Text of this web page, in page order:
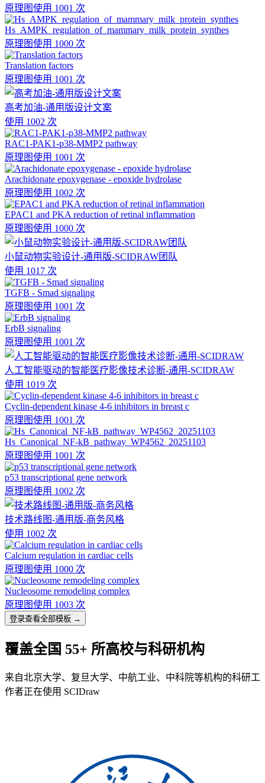
原理图使用 1001 次
Hs_AMPK_regulation_of_mammary_milk_protein_synthes
原理图使用 1000 次
Translation factors
原理图使用 1001 次
高考加油-通用版设计文案
使用 1002 次
RAC1-PAK1-p38-MMP2 pathway
原理图使用 1001 次
Arachidonate epoxygenase - epoxide hydrolase
原理图使用 1002 次
EPAC1 and PKA reduction of retinal inflammation
原理图使用 1000 次
小鼠动物实验设计-通用版-SCIDRAW团队
使用 1017 次
TGFB - Smad signaling
原理图使用 1001 次
ErbB signaling
原理图使用 1001 次
人工智能驱动的智能医疗影像技术诊断-通用-SCIDRAW
使用 1019 次
Cyclin-dependent kinase 4-6 inhibitors in breast c
原理图使用 1001 次
Hs_Canonical_NF-kB_pathway_WP4562_20251103
原理图使用 1001 次
p53 transcriptional gene network
原理图使用 1002 次
技术路线图-通用版-商务风格
使用 1002 次
Calcium regulation in cardiac cells
原理图使用 1000 次
Nucleosome remodeling complex
原理图使用 1003 次
登录查看全部模板 →
覆盖全国 55+ 所高校与科研机构
来自北京大学、复旦大学、中航工业、中科院等机构的科研工
作者正在使用 SCIDraw